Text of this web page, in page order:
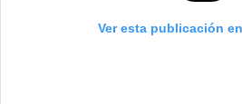
Ver esta publicación